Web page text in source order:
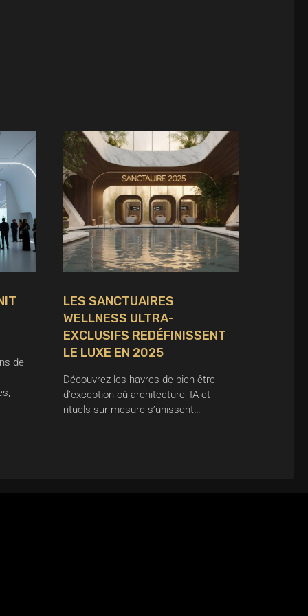
de
LES SANCTUAIRES
WELLNESS ULTRA-
EXCLUSIFS REDÉFINISSENT
LE LUXE EN 2025
Découvrez les havres de bien-être
d’exception où architecture, IA et
rituels sur-mesure s’unissent…